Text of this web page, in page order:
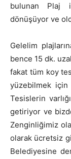
bulunan Plaj
dönüşüyor ve
Gelelim
bence 15 dk.
fakat tüm koy
yüzebilmek
Tesislerin
getiriyor ve
Zenginliğimiz
olarak ücretsiz
Belediyesine